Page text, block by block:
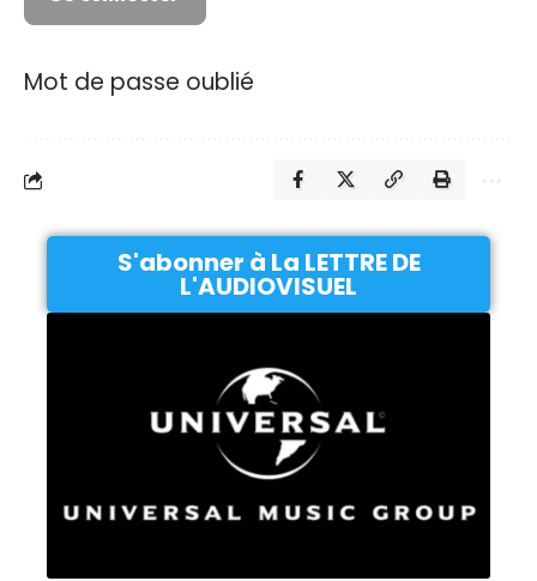
Mot de passe oublié
S'abonner à La LETTRE DE
L'AUDIOVISUEL